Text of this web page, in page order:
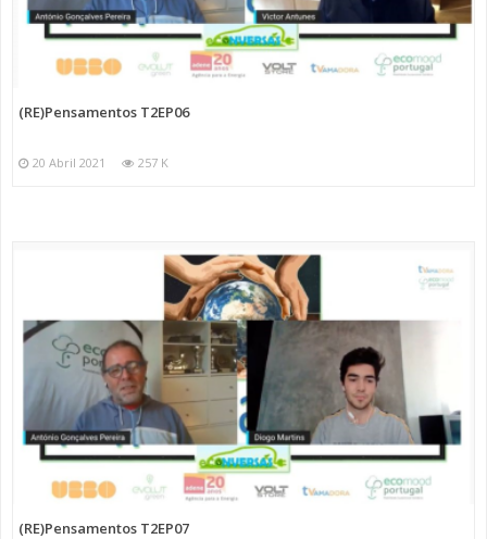
(RE)Pensamentos T2EP06
20 Abril 2021 257 K
(RE)Pensamentos T2EP07